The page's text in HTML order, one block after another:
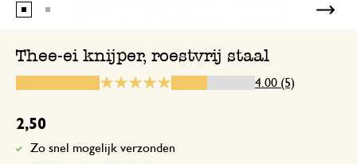
Thee-ei knijper, roestvrij staal
4.00 (5)
2,50
Zo snel mogelijk verzonden
Alle thee loopt eruit